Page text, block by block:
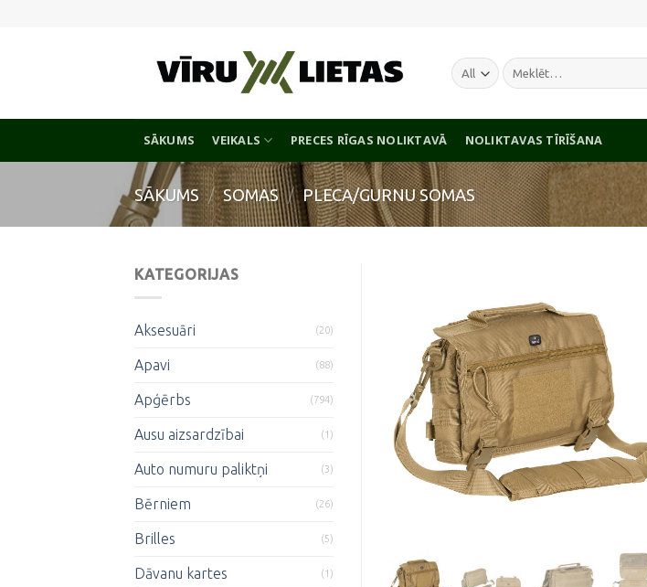
Meklēt:
SĀKUMS VEIKALS PRECES RĪGAS NOLIKTAVĀ NOLIKTAVAS TĪRĪŠANA
SĀKUMS / SOMAS / PLECA/GURNU SOMAS
KATEGORIJAS
Aksesuāri (20)
Apavi (88)
Apģērbs (794)
Ausu aizsardzībai (1)
Auto numuru paliktņi (3)
Bērniem (26)
Brilles (5)
Dāvanu kartes (1)
Pievienot
vēlmju
sarakstam